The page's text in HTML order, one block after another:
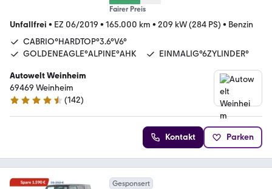
Fairer Preis
Unfallfrei • EZ 06/2019 • 165.000 km • 209 kW (284 PS) • Benzin
CABRIO°HARDTOP°3.6°V6°
GOLDENEAGLE°ALPINE°AHK
EINMALIG°6ZYLINDER°
Autowelt Weinheim
69469 Weinheim
4.7 Sterne
(142)
Kontakt Parken
Gesponsert